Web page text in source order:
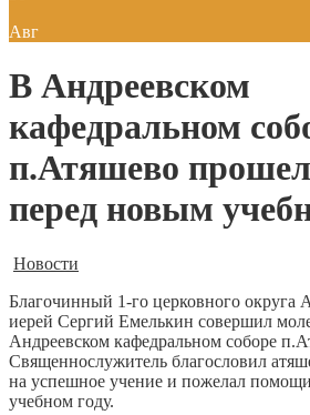
Авг
В Андреевском
кафедральном
п.Атяшево
перед новым
Новости
Благочинный 1-го церковного округа
иерей Сергий Емелькин совершил
Андреевском кафедральном соборе
Священнослужитель благословил
на успешное учение и пожелал
учебном году.